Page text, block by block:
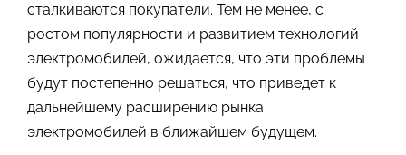
сталкиваются покупатели. Тем не менее, с
ростом популярности и развитием технологий
электромобилей, ожидается, что эти проблемы
будут постепенно решаться, что приведет к
дальнейшему расширению рынка
электромобилей в ближайшем будущем.